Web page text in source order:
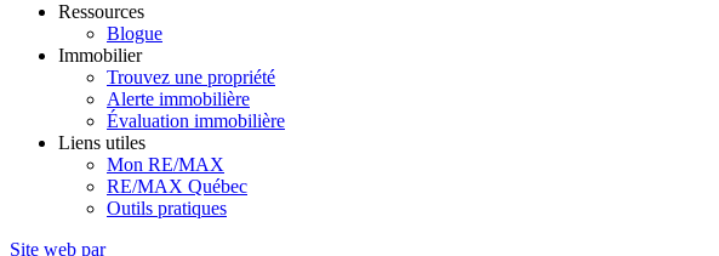
Ressources
Blogue
Immobilier
Trouvez une propriété
Alerte immobilière
Évaluation immobilière
Liens utiles
Mon RE/MAX
RE/MAX Québec
Outils pratiques
Site web par